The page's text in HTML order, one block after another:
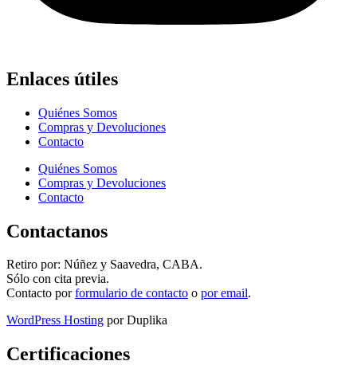
Enlaces útiles
Quiénes Somos
Compras y Devoluciones
Contacto
Quiénes Somos
Compras y Devoluciones
Contacto
Contactanos
Retiro por: Núñez y Saavedra, CABA.
Sólo con cita previa.
Contacto porformulario de contacto o por email.
WordPress Hosting por Duplika
Certificaciones